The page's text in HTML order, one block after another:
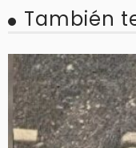
También